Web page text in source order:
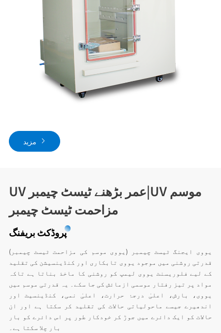
مزید
UV عمر بڑھنے ٹیسٹ چیمبر|UV موسم
مزاحمت ٹیسٹ چیمبر
پروڈکٹ بریفنگ
یووی ایجنگ ٹیسٹ چیمبر (یووی موسم کی مزاحمت ٹیسٹ چیمبر)
قدرتی روشنی میں موجود یووی تابکاری اور کنڈینسیشن کی تقلید
کے لیے فلوریسنٹ یووی لیمپ کو روشنی کا ماخذ بناتا ہے تاکہ
مواد پر تیز رفتار موسمی ازمائش کی جا سکے۔ یہ قدرتی موسم میں
یووی، بارش، اعلیٰ درجۂ حرارت، اعلیٰ نمی، کنڈینسیٹ اور
اندھیرے جیسے ماحولیاتی حالات کی تقلید کر سکتا ہے اور ان
حالات کو ایک دائرے میں جوڑ کر خودکار طور پر اس دائرے کو بار
بار چلا سکتا ہے۔